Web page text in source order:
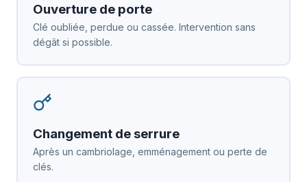
Ouverture de porte
Clé oubliée, perdue ou cassée. Intervention sans
dégât si possible.
Changement de serrure
Après un cambriolage, emménagement ou perte de
clés.